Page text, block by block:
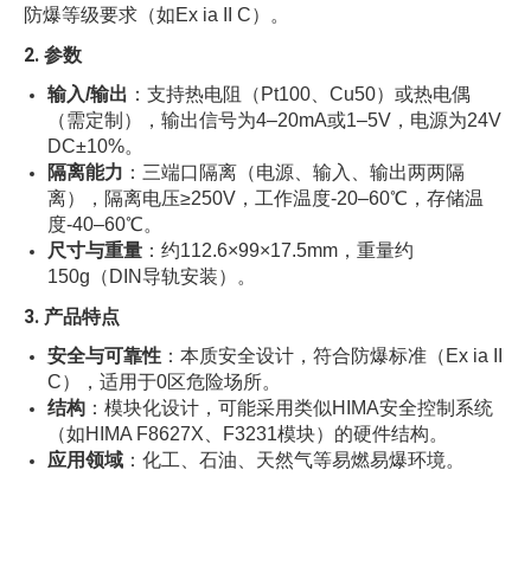
防爆等级要求（如Ex ia II C）。
2. 参数
输入/输出 ：支持热电阻（Pt100、Cu50）或热电偶
（需定制），输出信号为4–20mA或1–5V，电源为24V
DC±10%。
隔离能力 ：三端口隔离（电源、输入、输出两两隔
离），隔离电压≥250V，工作温度-20–60℃，存储温
度-40–60℃。
尺寸与重量 ：约112.6×99×17.5mm，重量约
150g（DIN导轨安装）。
3. 产品特点
安全与可靠性 ：本质安全设计，符合防爆标准（Ex ia II
C），适用于0区危险场所。
结构 ：模块化设计，可能采用类似HIMA安全控制系统
（如HIMA F8627X、F3231模块）的硬件结构。
应用领域 ：化工、石油、天然气等易燃易爆环境。